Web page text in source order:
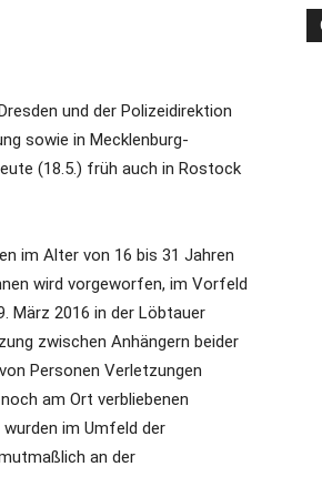
Lübeck
und der Polizeidirektion
sowie in Mecklenburg-
(18.5.) früh auch in Rostock
im Alter von 16 bis 31 Jahren
wird vorgeworfen, im Vorfeld
März 2016 in der Löbtauer
zwischen Anhängern beider
Personen Verletzungen
am Ort verbliebenen
im Umfeld der
an der